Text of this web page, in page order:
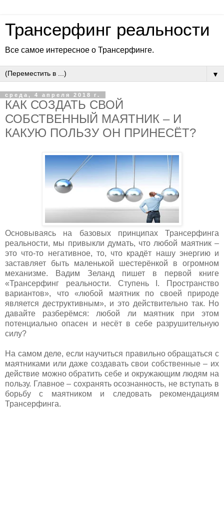
Трансерфинг реальности
Все самое интересное о Трансерфинге.
▼
среда, 4 апреля 2018 г.
КАК СОЗДАТЬ СВОЙ
СОБСТВЕННЫЙ МАЯТНИК – И
КАКУЮ ПОЛЬЗУ ОН ПРИНЕСЁТ?
Основываясь на базовых принципах Трансерфинга
реальности, мы привыкли думать, что любой маятник –
это что-то негативное, то, что крадёт нашу энергию и
заставляет быть маленькой шестерёнкой в огромном
механизме. Вадим Зеланд пишет в первой книге
«Трансерфинг реальности. Ступень I. Пространство
вариантов», что «любой маятник по своей природе
является деструктивным», и это действительно так. Но
давайте разберёмся: любой ли маятник при этом
потенциально опасен и несёт в себе разрушительную
силу?
На самом деле, если научиться правильно обращаться с
маятниками или даже создавать свои собственные – их
действие можно обратить себе и окружающим людям на
пользу. Главное – сохранять осознанность, не вступать в
борьбу с маятником и следовать рекомендациям
Трансерфинга.